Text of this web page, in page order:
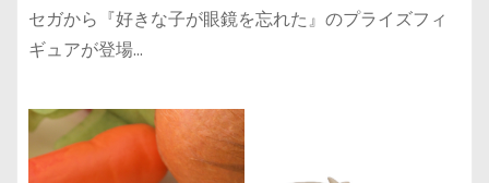
セガから『好きな子が眼鏡を忘れた』のプライズフィ
ギュアが登場…